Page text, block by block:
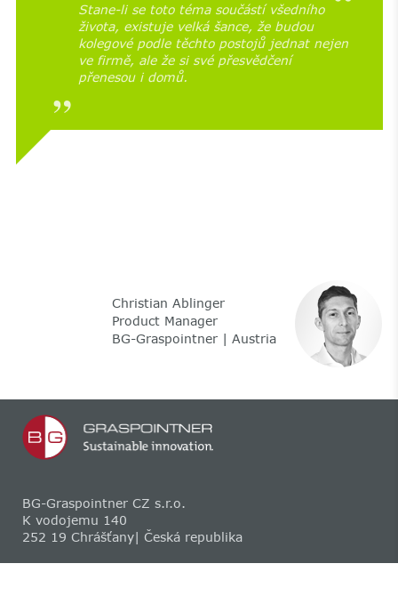
Stane-li se toto téma součástí všedního
života, existuje velká šance, že budou
kolegové podle těchto postojů jednat nejen
ve firmě, ale že si své přesvědčení
přenesou i domů.
Christian Ablinger
Product Manager
BG-Graspointner | Austria
BG-Graspointner CZ s.r.o.
K vodojemu 140
252 19 Chrášťany| Česká republika